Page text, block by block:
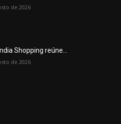
de 2026
Shopping reúne...
de 2026